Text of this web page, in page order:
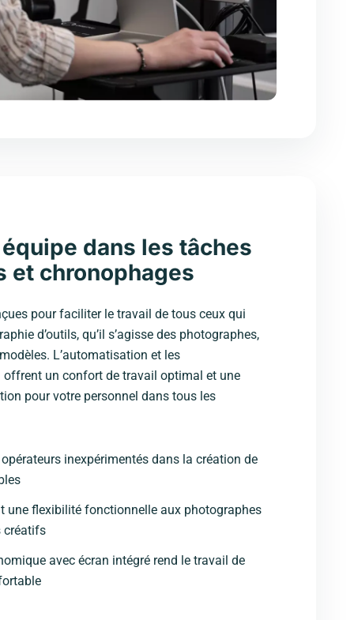
dans les tâches
et chronophages
pour faciliter le travail de tous ceux qui
d’outils, qu’il s’agisse des photographes,
L’automatisation et les
un confort de travail optimal et une
pour votre personnel dans tous les
inexpérimentés dans la création de
une flexibilité fonctionnelle aux photographes
créatifs
avec écran intégré rend le travail de